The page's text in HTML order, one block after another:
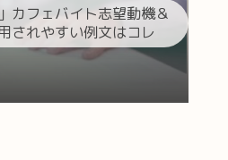
カフェバイト志望動機＆
されやすい例文はコレ